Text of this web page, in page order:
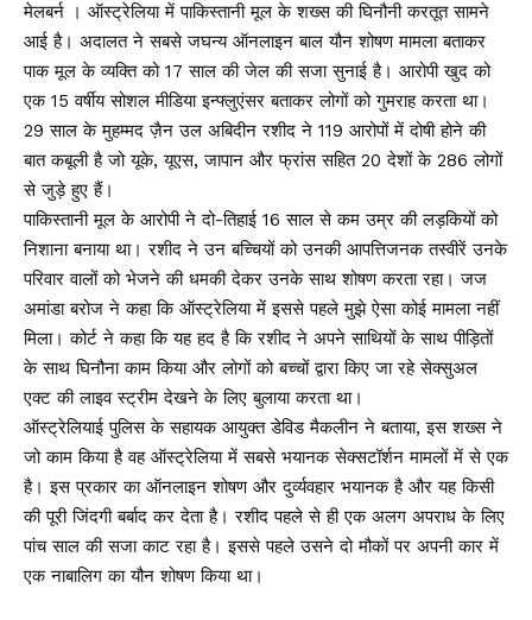
मेलबर्न । ऑस्ट्रेलिया में पाकिस्तानी मूल के शख्स की घिनौनी करतूत सामने
आई है। अदालत ने सबसे जघन्य ऑनलाइन बाल यौन शोषण मामला बताकर
पाक मूल के व्यक्ति को 17 साल की जेल की सजा सुनाई है। आरोपी खुद को
एक 15 वर्षीय सोशल मीडिया इन्फ्लुएंसर बताकर लोगों को गुमराह करता था।
29 साल के मुहम्मद ज़ैन उल अबिदीन रशीद ने 119 आरोपों में दोषी होने की
बात कबूली है जो यूके, यूएस, जापान और फ्रांस सहित 20 देशों के 286 लोगों
से जुड़े हुए हैं।
पाकिस्तानी मूल के आरोपी ने दो-तिहाई 16 साल से कम उम्र की लड़कियों को
निशाना बनाया था। रशीद ने उन बच्चियों को उनकी आपत्तिजनक तस्वीरें उनके
परिवार वालों को भेजने की धमकी देकर उनके साथ शोषण करता रहा। जज
अमांडा बरोज ने कहा कि ऑस्ट्रेलिया में इससे पहले मुझे ऐसा कोई मामला नहीं
मिला। कोर्ट ने कहा कि यह हद है कि रशीद ने अपने साथियों के साथ पीड़ितों
के साथ घिनौना काम किया और लोगों को बच्चों द्वारा किए जा रहे सेक्सुअल
एक्ट की लाइव स्ट्रीम देखने के लिए बुलाया करता था।
ऑस्ट्रेलियाई पुलिस के सहायक आयुक्त डेविड मैकलीन ने बताया, इस शख्स ने
जो काम किया है वह ऑस्ट्रेलिया में सबसे भयानक सेक्सटॉर्शन मामलों में से एक
है। इस प्रकार का ऑनलाइन शोषण और दुर्व्यवहार भयानक है और यह किसी
की पूरी जिंदगी बर्बाद कर देता है। रशीद पहले से ही एक अलग अपराध के लिए
पांच साल की सजा काट रहा है। इससे पहले उसने दो मौकों पर अपनी कार में
एक नाबालिग का यौन शोषण किया था।